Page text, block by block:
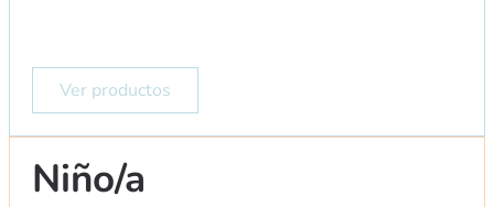
Ver productos
Niño/a